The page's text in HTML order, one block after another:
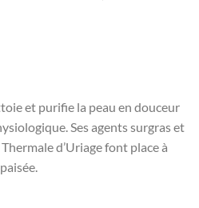
et purifie la peau en douceur
Ses agents surgras et
d’Uriage font place à